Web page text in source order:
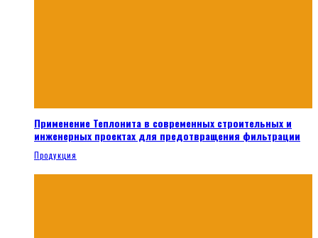
Применение Теплонита в современных строительных и
инженерных проектах для предотвращения фильтрации
Продукция